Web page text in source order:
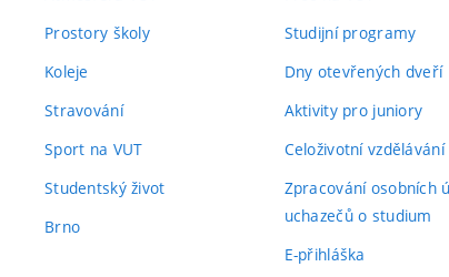
Prostory školy
Koleje
Stravování
Sport na VUT
Studentský život
Brno
Studijní programy
Dny otevřených dveří
Aktivity pro juniory
Celoživotní vzdělávání
Zpracování osobních
uchazečů o studium
E-přihláška